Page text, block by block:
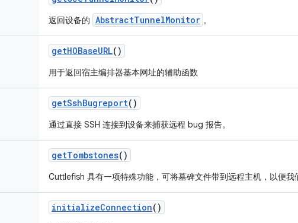
返回设备的 AbstractTunnelMonitor 。
getHOBaseURL()
用于返回宿主编排器基本网址的辅助函数
getSshBugreport()
通过直接 SSH 连接到设备来捕获远程 bug 报告。
getTombstones()
Cuttlefish 具有一项特殊功能，可将墓碑文件带到远程主机，以便我
initializeConnection()